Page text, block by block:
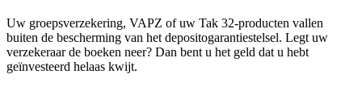
Uw groepsverzekering, VAPZ of uw Tak 32-producten vallen
buiten de bescherming van het depositogarantiestelsel. Legt uw
verzekeraar de boeken neer? Dan bent u het geld dat u hebt
geïnvesteerd helaas kwijt.